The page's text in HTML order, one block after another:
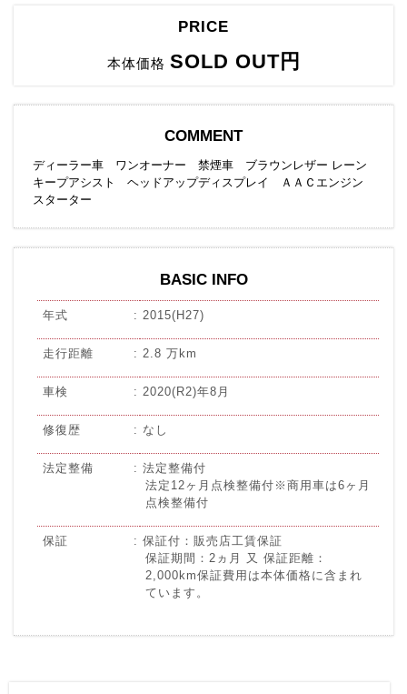
PRICE
本体価格 SOLD OUT円
COMMENT
ディーラー車 ワンオーナー 禁煙車 ブラウンレザー レーン
キープアシスト ヘッドアップディスプレイ ＡＡＣエンジン
スターター
BASIC INFO
年式 2015(H27)
走行距離 2.8 万km
車検 2020(R2)年8月
修復歴 なし
法定整備
法定整備付
法定12ヶ月点検整備付※商用車は6ヶ月
点検整備付
保証
保証付：販売店工賃保証
保証期間：2ヵ月 又 保証距離：
2,000km保証費用は本体価格に含まれ
ています。